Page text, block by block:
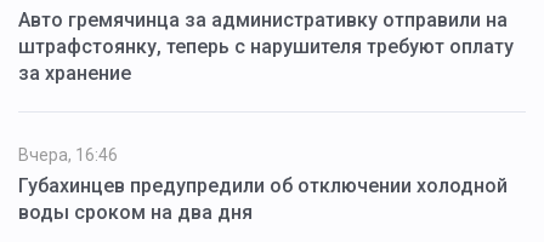
Авто гремячинца за административку отправили на
штрафстоянку, теперь с нарушителя требуют оплату
за хранение
Вчера, 16:46
Губахинцев предупредили об отключении холодной
воды сроком на два дня